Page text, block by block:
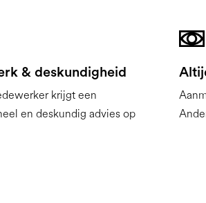
& deskundigheid
krijgt een
en deskundig advies op